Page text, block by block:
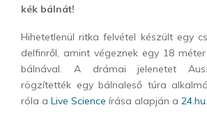
kék bálnát!
Hihetetlenül ritka felvétel készült egy
delfinről, amint végeznek egy 18
bálnával. A drámai jelenetet
rögzítették egy bálnaleső túra
róla a Live Science írása alapján a 24.hu.